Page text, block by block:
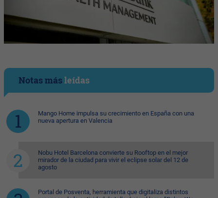
Notas másleídas
Mango Home impulsa su crecimiento en España con una
nueva apertura en Valencia
Nobu Hotel Barcelona convierte su Rooftop en el mejor
mirador de la ciudad para vivir el eclipse solar del 12 de
agosto
Portal de Posventa, herramienta que digitaliza distintos